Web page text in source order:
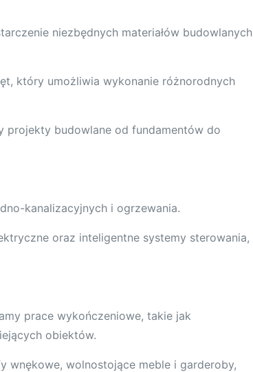
niezbędnych materiałów budowlanych
który umożliwia wykonanie różnorodnych
projekty budowlane od fundamentów do
kanalizacyjnych i ogrzewania.
oraz inteligentne systemy sterowania,
prace wykończeniowe, takie jak
obiektów.
wnękowe, wolnostojące meble i garderoby,